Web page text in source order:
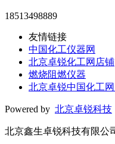
18513498889
友情链接
中国化工仪器网
北京卓锐化工网店铺
燃烧阻燃仪器
北京卓锐中国化工
Powered by 北京卓锐科技
北京鑫生卓锐科技有限公